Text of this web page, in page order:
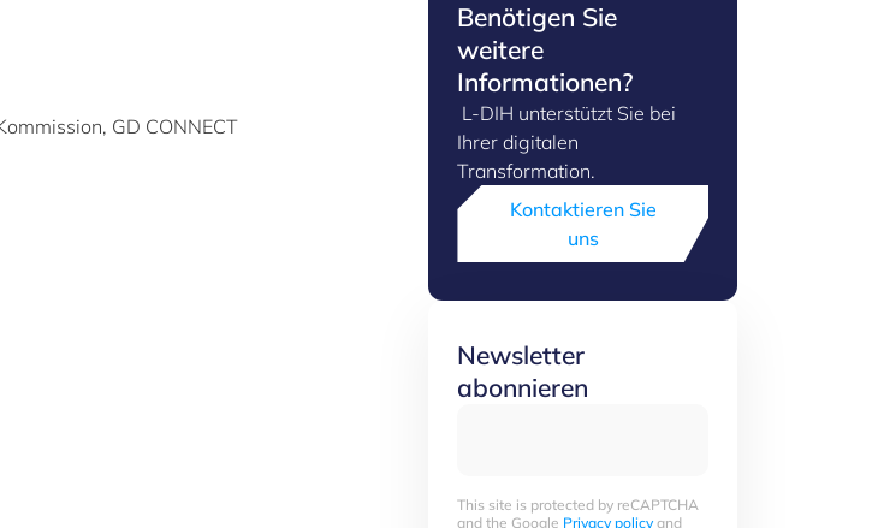
GD CONNECT
Benötigen Sie
weitere
Informationen?
L-DIH unterstützt Sie bei
Ihrer digitalen
Transformation.
Kontaktieren Sie
uns
Newsletter
abonnieren
This site is protected by reCAPTCHA
and the Google Privacy policyand